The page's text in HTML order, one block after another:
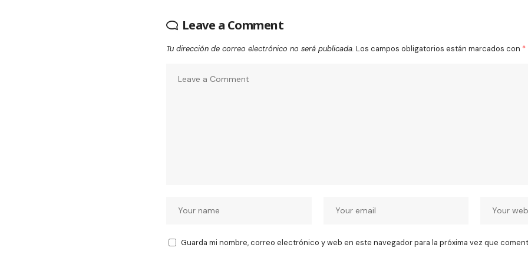
Leave a Comment
Tu dirección de correo electrónico no será publicada. Los campos obligatorios están marcados con *
Guarda mi nombre, correo electrónico y web en este navegador para la próxima vez que